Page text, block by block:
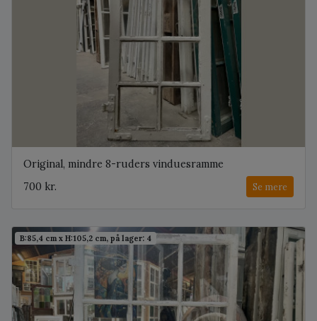
Original, mindre 8-ruders vinduesramme
700 kr.
Se mere
B:85,4 cm x H:105,2 cm, på lager: 4